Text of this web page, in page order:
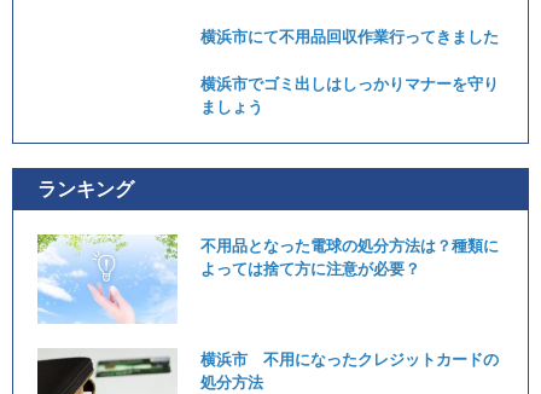
横浜市にて不用品回収作業行ってきました
横浜市でゴミ出しはしっかりマナーを守り
ましょう
ランキング
不用品となった電球の処分方法は？種類に
よっては捨て方に注意が必要？
横浜市 不用になったクレジットカードの
処分方法